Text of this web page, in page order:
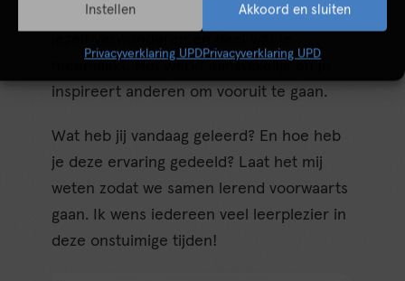
Akkoord en sluiten
Instellen
Privacyverklaring UPDPrivacyverklaring UPD
En tot slot, vergeet niet te lachen! Blijf
meemaakt. Het werkt aanstekelijk en je
inspireert anderen om vooruit te gaan.
Wat heb jij vandaag geleerd? En hoe heb
je deze ervaring gedeeld? Laat het mij
weten zodat we samen lerend voorwaarts
gaan. Ik wens iedereen veel leerplezier in
deze onstuimige tijden!